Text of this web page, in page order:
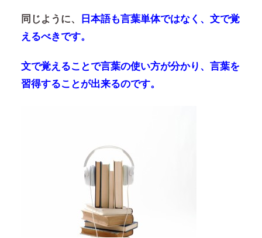
同じように、
日本語も言葉単体ではなく、文で覚
えるべきです。
文で覚えることで言葉の使い方が分かり、言葉を
習得することが出来るのです。